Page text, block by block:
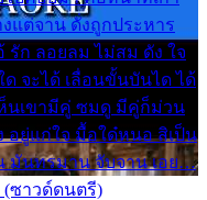
แต่จาน ดั่งถูกประหาร
รัก ลอยลม ไม่สม ดัง ใจ
จะได้ เลื่อนขั้นบันได ได้
ห็นเขามีคู่ ซมดู มีคู่ก็ม่วน
อยู่แก่ใจ มื้อใด๋หนอ สิเป็น
มันทรมาน จับจาน เอย…
(ซาวด์ดนตรี)